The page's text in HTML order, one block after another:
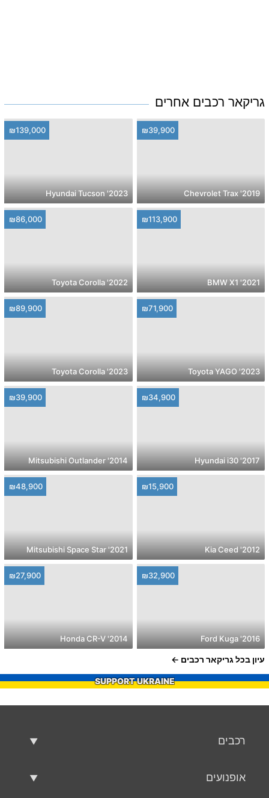
גריקאר רכבים אחרים
₪39,900
2019' Chevrolet Trax
₪139,000
2023' Hyundai Tucson
₪113,900
2021' BMW X1
₪86,000
2022' Toyota Corolla
₪71,900
2023' Toyota YAGO
₪89,900
2023' Toyota Corolla
₪34,900
2017' Hyundai i30
₪39,900
2014' Mitsubishi Outlander
₪15,900
2012' Kia Ceed
₪48,900
2021' Mitsubishi Space Star
₪32,900
2016' Ford Kuga
₪27,900
2014' Honda CR-V
עיון בכל גריקאר רכבים
SUPPORT UKRAINE
רכבים
אופנועים